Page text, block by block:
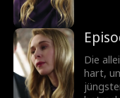
Mann
Tracey
Die
hart,